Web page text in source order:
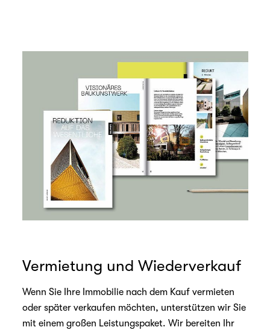
Vermietung und Wiederverkauf
Wenn Sie Ihre Immobilie nach dem Kauf vermieten
oder später verkaufen möchten, unterstützen wir Sie
mit einem großen Leistungspaket. Wir bereiten Ihr